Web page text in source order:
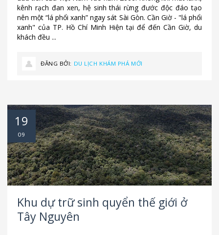
kênh rạch đan xen, hệ sinh thái rừng đước độc đáo tạo
nên một “lá phổi xanh” ngay sát Sài Gòn. Cần Giờ - "lá phổi
xanh" của TP. Hồ Chí Minh Hiện tại để đến Cần Giờ, du
khách đều ...
ĐĂNG BỞI: DU LỊCH KHÁM PHÁ MỚI
Khu dự trữ sinh quyển thế giới ở
Tây Nguyên
19
09